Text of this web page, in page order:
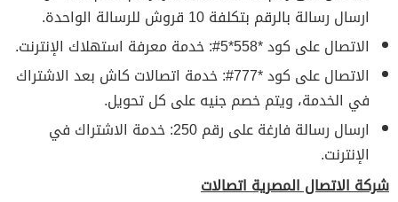
ارسال رسالة بالرقم بتكلفة 10 قروش للرسالة الواحدة.
الاتصال على كود *558*5#: خدمة معرفة استهلاك الإنترنت.
الاتصال على كود *777#: خدمة اتصالات كاش بعد الاشتراك
في الخدمة، ويتم خصم جنيه على كل تحويل.
ارسال رسالة فارغة على رقم 250: خدمة الاشتراك في
الإنترنت.
شركة الاتصال المصرية اتصالات